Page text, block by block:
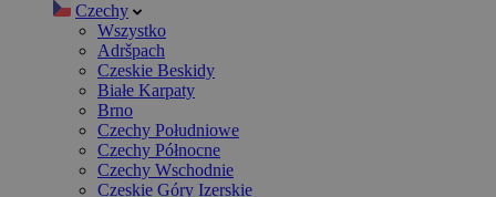
Czechy
Wszystko
Adršpach
Czeskie Beskidy
Białe Karpaty
Brno
Czechy Południowe
Czechy Północne
Czechy Wschodnie
Czeskie Góry Izerskie